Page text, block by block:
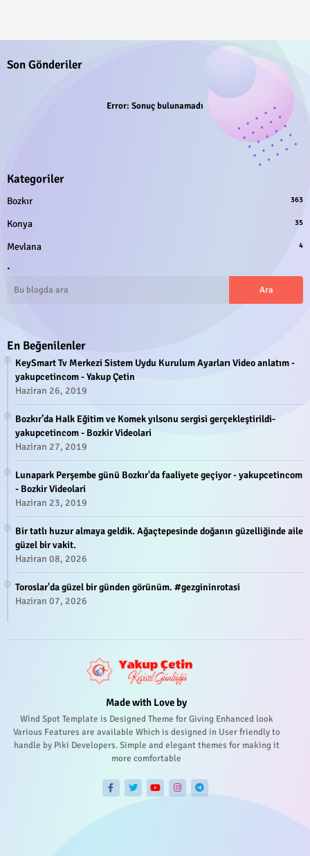
Son Gönderiler
Error: Sonuç bulunamadı
Kategoriler
Bozkır 363
Konya 35
Mevlana 4
.
En Beğenilenler
KeySmart Tv Merkezi Sistem Uydu Kurulum Ayarları Video anlatım -
yakupcetincom - Yakup Çetin
Haziran 26, 2019
Bozkır’da Halk Eğitim ve Komek yılsonu sergisi gerçekleştirildi-
yakupcetincom - Bozkir Videolari
Haziran 27, 2019
Lunapark Perşembe günü Bozkır'da faaliyete geçiyor - yakupcetincom
- Bozkir Videolari
Haziran 23, 2019
Bir tatlı huzur almaya geldik. Ağaçtepesinde doğanın güzelliğinde aile
güzel bir vakit.
Haziran 08, 2026
Toroslar'da güzel bir günden görünüm. #gezgininrotasi
Haziran 07, 2026
Made with Love by
Wind Spot Template is Designed Theme for Giving Enhanced look
Various Features are available Which is designed in User friendly to
handle by Piki Developers. Simple and elegant themes for making it
more comfortable